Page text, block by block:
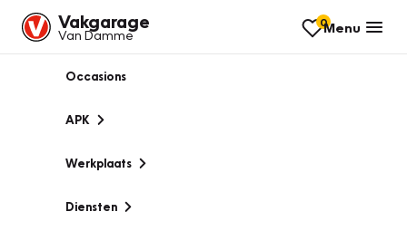
Vakgarage
Van Damme
0Menu
Occasions
APK
Werkplaats
Diensten